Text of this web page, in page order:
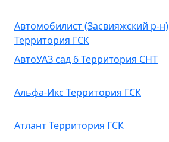
Автомобилист (Засвияжский р-н)
Территория ГСК
АвтоУАЗ сад 6 Территория СНТ
Альфа-Икс Территория ГСК
Атлант Территория ГСК